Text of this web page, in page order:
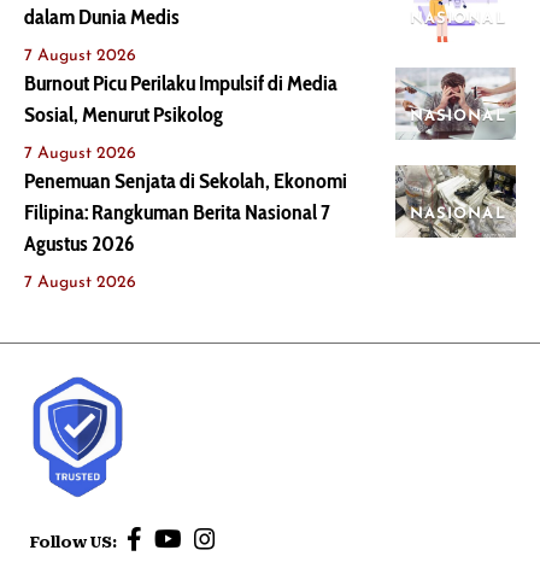
NASIONAL
dalam Dunia Medis
7 August 2026
NASIONAL
Burnout Picu Perilaku Impulsif di Media
Sosial, Menurut Psikolog
7 August 2026
NASIONAL
Penemuan Senjata di Sekolah, Ekonomi
Filipina: Rangkuman Berita Nasional 7
Agustus 2026
7 August 2026
Follow US: